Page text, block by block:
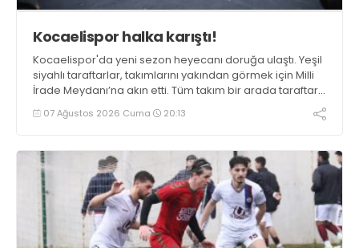
Kocaelispor halka karıştı!
Kocaelispor'da yeni sezon heyecanı doruğa ulaştı. Yeşil
siyahlı taraftarlar, takımlarını yakından görmek için Milli
İrade Meydanı’na akın etti. Tüm takım bir arada taraftarı
ile fotoğraf verdi.
07 Ağustos 2026 Cuma 20:13